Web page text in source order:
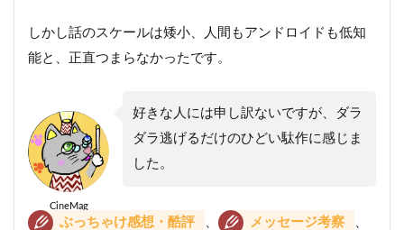
しかし話のスケールは矮小、人間もアンドロイドも低知
能と、正直つまらなかったです。
CineMag
好きな人には申し訳ないですが、ダラ
ダラ逃げるだけのひどい駄作に感じま
した。
ぶっちゃけ感想・酷評 、 メッセージ考察
、